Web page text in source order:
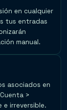
en cualquier
tus entradas
manual.
asociados en
>
e irreversible.